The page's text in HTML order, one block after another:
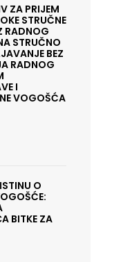
ZA PRIJEM
STRUČNE
RADNOG
STRUČNO
BEZ
RADNOG
I
VOGOŠĆA
O
BITKE ZA